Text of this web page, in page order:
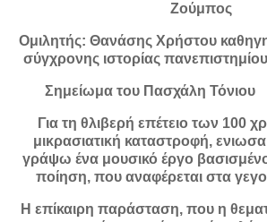
Ζούμπος
Ομιλητής: Θανάσης Χρήστου
σύγχρονης ιστορίας
Σημείωμα του Πασχάλη Τόνιου
Για τη θλιβερή επέτειο των 100
μικρασιατική καταστροφή,
γράψω ένα μουσικό έργο
ποίηση, που αναφέρεται στα
Η επίκαιρη παράσταση, που η